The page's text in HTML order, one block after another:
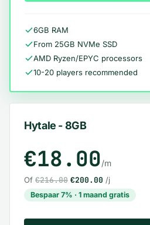
6GB RAM
From 25GB NVMe SSD
AMD Ryzen/EPYC processors
10-20 players recommended
Hytale - 8GB
€18.00/m
Of €216.00 €200.00 /j
Bespaar 7% · 1 maand gratis